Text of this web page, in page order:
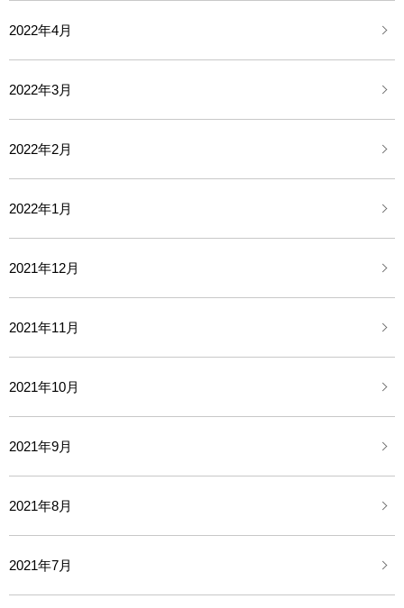
2022年4月
2022年3月
2022年2月
2022年1月
2021年12月
2021年11月
2021年10月
2021年9月
2021年8月
2021年7月